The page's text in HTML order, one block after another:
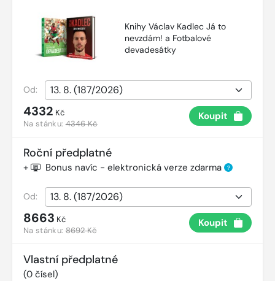
Knihy Václav Kadlec Já to
nevzdám! a Fotbalové
devadesátky
Od:
4332 Kč
Na stánku:4346 Kč
Koupit
Roční předplatné
+ Bonus navíc - elektronická verze zdarma ?
Od:
8663 Kč
Na stánku:8692 Kč
Koupit
Vlastní předplatné
(0 čísel)